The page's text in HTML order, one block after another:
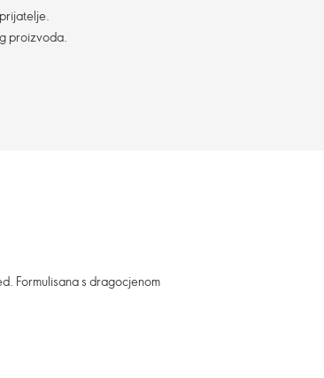
proizvoda.
Formulisana s dragocjenom